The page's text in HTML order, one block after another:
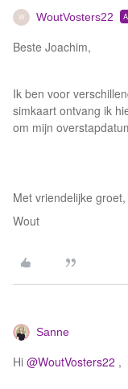
W WoutVosters22
Beste Joachim,
Ik ben voor
simkaart ontvang ik
om mijn
Met vriendelijke groet,
Wout
Sanne
Hi @WoutVosters22 ,